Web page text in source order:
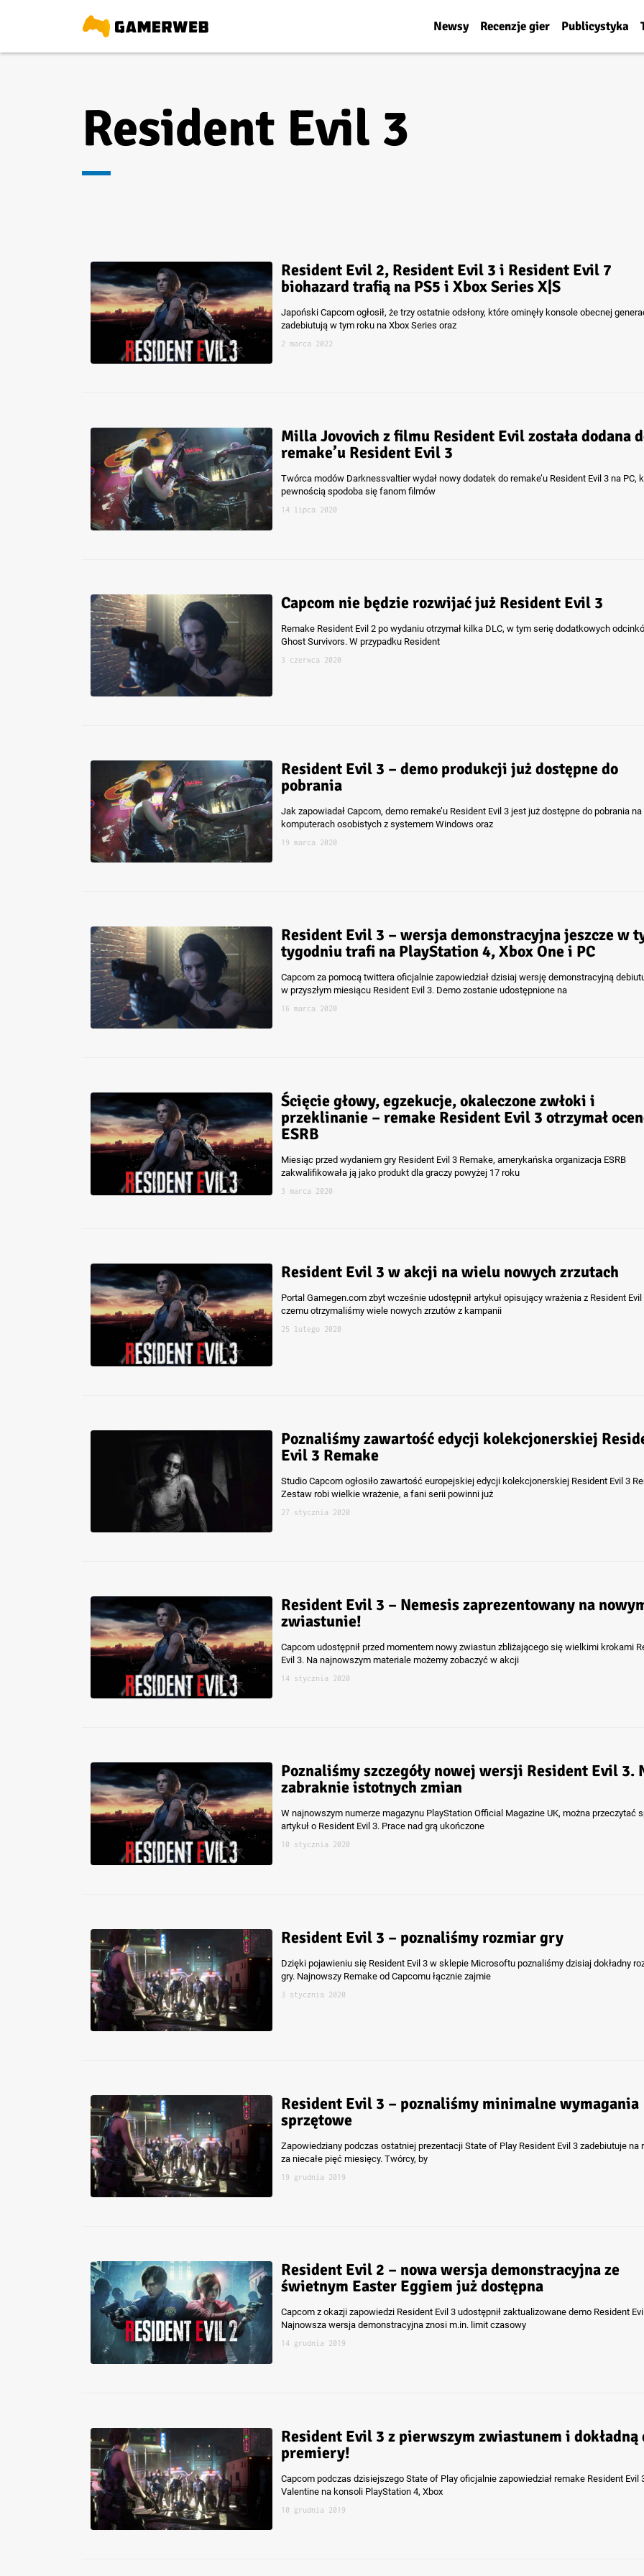
Newsy Recenzje gier Publicystyka
Resident Evil 3
Resident Evil 2, Resident Evil 3 i Resident Evil 7
biohazard trafią na PS5 i Xbox Series X|S
Japoński Capcom ogłosił, że trzy ostatnie odsłony, które ominęły konsole obecnej
zadebiutują w tym roku na Xbox Series oraz
2 marca 2022
Milla Jovovich z filmu Resident Evil została dodana
remake’u Resident Evil 3
Twórca modów Darknessvaltier wydał nowy dodatek do remake’u Resident Evil 3 na PC,
pewnością spodoba się fanom filmów
14 lipca 2020
Capcom nie będzie rozwijać już Resident Evil 3
Remake Resident Evil 2 po wydaniu otrzymał kilka DLC, w tym serię dodatkowych
Ghost Survivors. W przypadku Resident
3 czerwca 2020
Resident Evil 3 – demo produkcji już dostępne do
pobrania
Jak zapowiadał Capcom, demo remake’u Resident Evil 3 jest już dostępne do pobrania na
komputerach osobistych z systemem Windows oraz
19 marca 2020
Resident Evil 3 – wersja demonstracyjna jeszcze w
tygodniu trafi na PlayStation 4, Xbox One i PC
Capcom za pomocą twittera oficjalnie zapowiedział dzisiaj wersję demonstracyjną
w przyszłym miesiącu Resident Evil 3. Demo zostanie udostępnione na
16 marca 2020
Ścięcie głowy, egzekucje, okaleczone zwłoki i
przeklinanie – remake Resident Evil 3 otrzymał
ESRB
Miesiąc przed wydaniem gry Resident Evil 3 Remake, amerykańska organizacja ESRB
zakwalifikowała ją jako produkt dla graczy powyżej 17 roku
3 marca 2020
Resident Evil 3 w akcji na wielu nowych zrzutach
Portal Gamegen.com zbyt wcześnie udostępnił artykuł opisujący wrażenia z Resident
czemu otrzymaliśmy wiele nowych zrzutów z kampanii
25 lutego 2020
Poznaliśmy zawartość edycji kolekcjonerskiej
Evil 3 Remake
Studio Capcom ogłosiło zawartość europejskiej edycji kolekcjonerskiej Resident Evil 3
Zestaw robi wielkie wrażenie, a fani serii powinni już
27 stycznia 2020
Resident Evil 3 – Nemesis zaprezentowany na
zwiastunie!
Capcom udostępnił przed momentem nowy zwiastun zbliżającego się wielkimi krokami
Evil 3. Na najnowszym materiale możemy zobaczyć w akcji
14 stycznia 2020
Poznaliśmy szczegóły nowej wersji Resident Evil 3.
zabraknie istotnych zmian
W najnowszym numerze magazynu PlayStation Official Magazine UK, można przeczytać
artykuł o Resident Evil 3. Prace nad grą ukończone
10 stycznia 2020
Resident Evil 3 – poznaliśmy rozmiar gry
Dzięki pojawieniu się Resident Evil 3 w sklepie Microsoftu poznaliśmy dzisiaj dokładny
gry. Najnowszy Remake od Capcomu łącznie zajmie
3 stycznia 2020
Resident Evil 3 – poznaliśmy minimalne wymagania
sprzętowe
Zapowiedziany podczas ostatniej prezentacji State of Play Resident Evil 3 zadebiutuje na
za niecałe pięć miesięcy. Twórcy, by
19 grudnia 2019
Resident Evil 2 – nowa wersja demonstracyjna ze
świetnym Easter Eggiem już dostępna
Capcom z okazji zapowiedzi Resident Evil 3 udostępnił zaktualizowane demo Resident
Najnowsza wersja demonstracyjna znosi m.in. limit czasowy
14 grudnia 2019
Resident Evil 3 z pierwszym zwiastunem i dokładną
premiery!
Capcom podczas dzisiejszego State of Play oficjalnie zapowiedział remake Resident Evil
Valentine na konsoli PlayStation 4, Xbox
10 grudnia 2019